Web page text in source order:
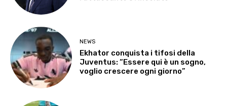
NEWS
Ekhator conquista i tifosi della
Juventus: “Essere qui è un sogno,
voglio crescere ogni giorno”